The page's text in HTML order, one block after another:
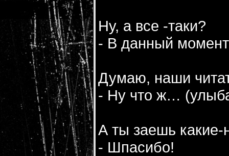
Ну, а все -таки?
- В данный
Думаю, наши
- Ну что ж…
А ты заешь какие-
- Шпасибо!